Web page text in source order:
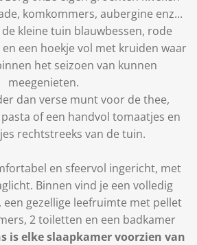
komkommers, aubergine enz...
kleine tuin blauwbessen, rode
een hoekje vol met kruiden waar
het seizoen van kunnen
meegenieten.
dan verse munt voor de thee,
of een handvol tomaatjes en
rechtstreeks van de tuin.
en sfeervol ingericht, met
Binnen vind je een volledig
gezellige leefruimte met pellet
2 toiletten en een badkamer
is elke slaapkamer voorzien van